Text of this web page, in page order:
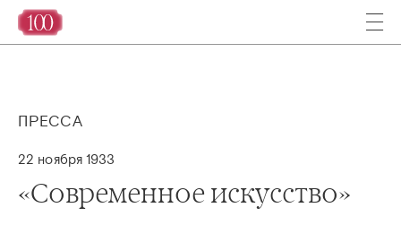
ПРЕССА
22 ноября 1933
‎«Современное искусство»‎